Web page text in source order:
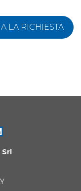
LA RICHIESTA
Srl